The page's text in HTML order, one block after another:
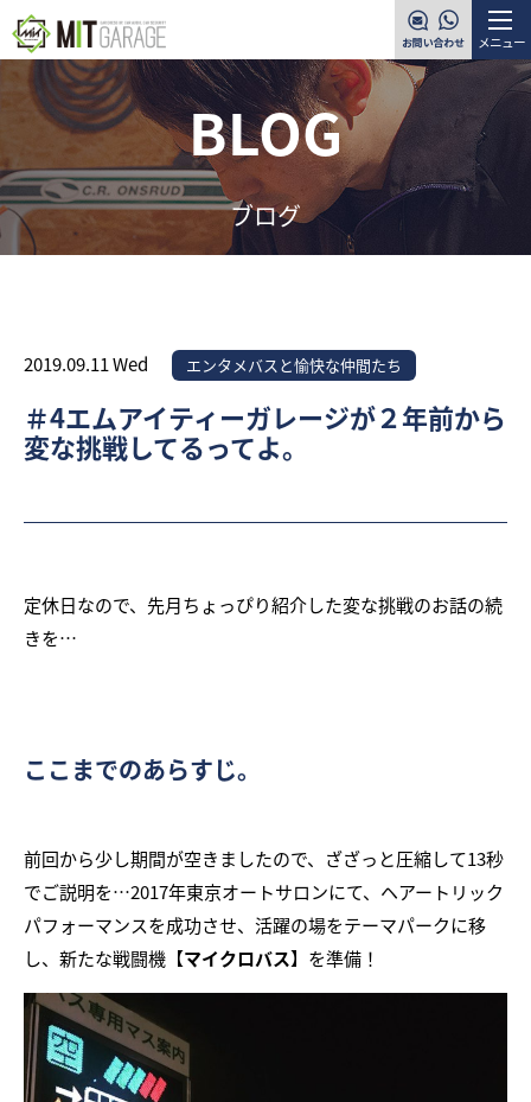
メニュー
BLOG
ブログ
2019.09.11 Wed エンタメバスと愉快な仲間たち
＃4エムアイティーガレージが２年前から
変な挑戦してるってよ。
定休日なので、先月ちょっぴり紹介した変な挑戦のお話の続
きを…
ここまでのあらすじ。
前回から少し期間が空きましたので、ざざっと圧縮して13秒
でご説明を…2017年東京オートサロンにて、ヘアートリック
パフォーマンスを成功させ、活躍の場をテーマパークに移
し、新たな戦闘機【マイクロバス】を準備！